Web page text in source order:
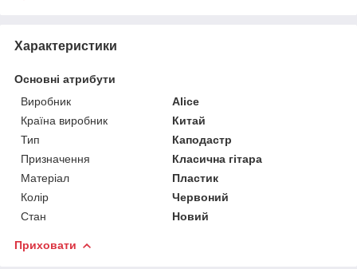
Характеристики
Основні атрибути
Виробник
Alice
Країна виробник
Китай
Тип
Каподастр
Призначення
Класична гітара
Матеріал
Пластик
Колір
Червоний
Стан
Новий
Приховати